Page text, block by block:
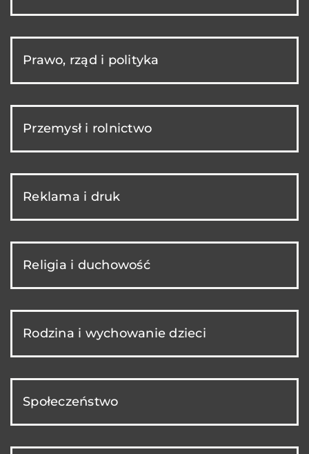
Prawo, rząd i polityka
Przemysł i rolnictwo
Reklama i druk
Religia i duchowość
Rodzina i wychowanie dzieci
Społeczeństwo